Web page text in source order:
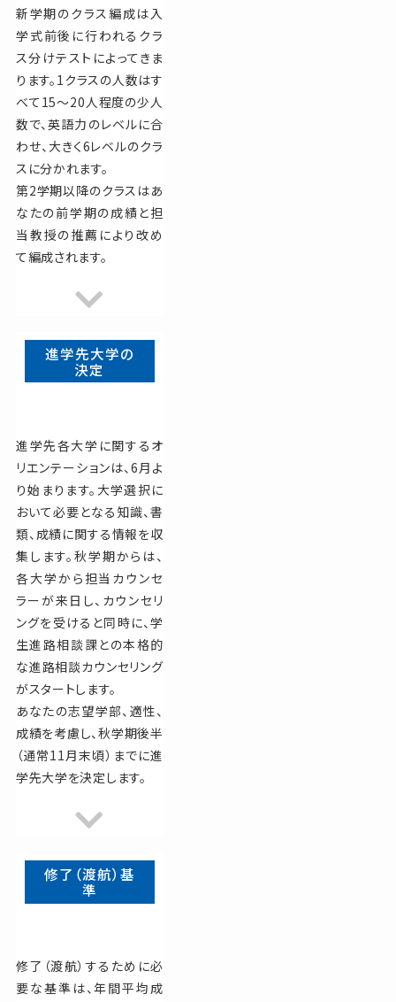
新学期のクラス編成は入
学式前後に行われるクラ
ス分けテストによってきま
ります。1クラスの人数はす
べて15〜20人程度の少人
数で、英語力のレベルに合
わせ、大きく6レベルのクラ
スに分かれます。
第2学期以降のクラスはあ
なたの前学期の成績と担
当教授の推薦により改め
て編成されます。
進学先大学の
決定
進学先各大学に関するオ
リエンテーションは、6月よ
り始まります。大学選択に
おいて必要となる知識、書
類、成績に関する情報を収
集します。秋学期からは、
各大学から担当カウンセ
ラーが来日し、カウンセリ
ングを受けると同時に、学
生進路相談課との本格的
な進路相談カウンセリング
がスタートします。
あなたの志望学部、適性、
成績を考慮し、秋学期後半
（通常11月末頃）までに進
学先大学を決定します。
修了（渡航）基
準
修了（渡航）するために必
要な基準は、年間平均成